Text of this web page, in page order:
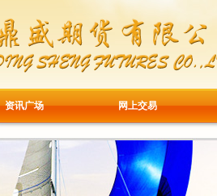
资讯广场 网上交易